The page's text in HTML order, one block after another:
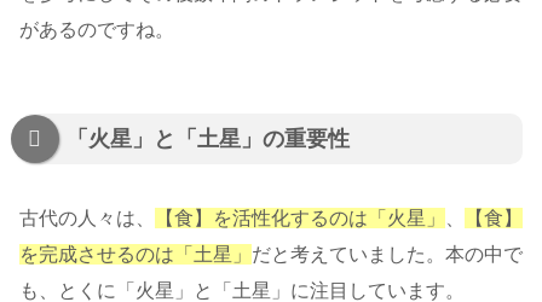
があるのですね。
「火星」と「土星」の重要性
古代の人々は、 【食】を活性化するのは「火星」
【食】
を完成させるのは「土星」 だと考えていました。本の中で
も、とくに「火星」と「土星」に注目しています。